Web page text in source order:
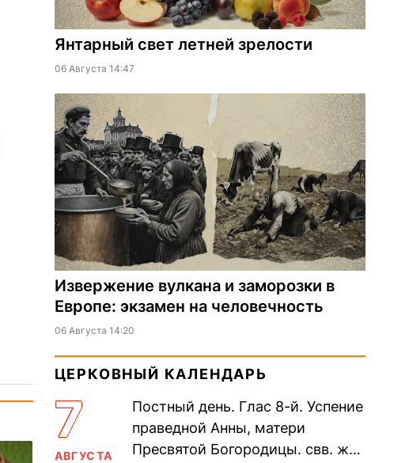
Янтарный свет летней зрелости
06 Августа 14:47
Извержение вулкана и заморозки в
Европе: экзамен на человечность
06 Августа 14:20
ЦЕРКОВНЫЙ КАЛЕНДАРЬ
7
АВГУСТА
Постный день. Глас 8-й. Успение
праведной Анны, матери
Пресвятой Богородицы. свв. жен